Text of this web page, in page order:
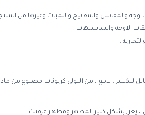
والمقابس والمفاتيح واللمبات وغيرها من
الاوجه والشاسيهات .
.
للكسر ، لامع ، من البولي كربونات مصنوع من
بشكل كبير المظهر ومظهر غرفتك .